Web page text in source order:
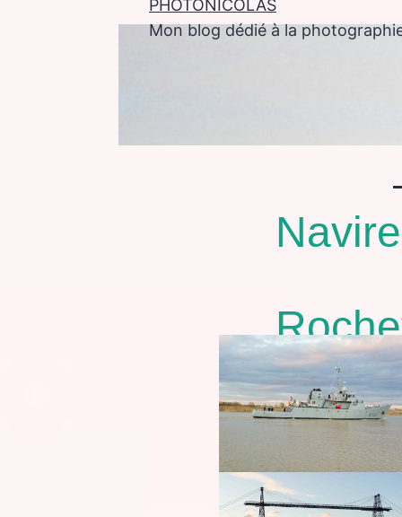
PHOTONICOLAS
Mon blog dédié à la